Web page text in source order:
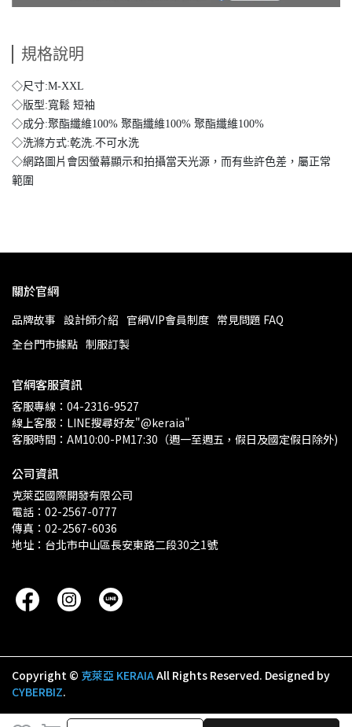
規格說明
◇尺寸:M-XXL
◇版型:寬鬆 短袖
◇成分:聚酯纖維100% 聚酯纖維100% 聚酯纖維100%
◇洗滌方式:乾洗.不可水洗
◇網路圖片會因螢幕顯示和拍攝當天光源，而有些許色差，屬正常
範圍
關於官網
品牌故事 設計師介紹 官網VIP會員制度 常見問題 FAQ
全台門市據點 制服訂製
官網客服資訊
客服專線：04-2316-9527
線上客服：LINE搜尋好友"@keraia"
客服時間：AM10:00-PM17:30（週一至週五，假日及國定假日除外)
公司資訊
克萊亞國際開發有限公司
電話：02-2567-0777
傳真：02-2567-6036
地址：台北市中山區長安東路二段30之1號
Copyright © 克萊亞 KERAIAAll Rights Reserved. Designed by
CYBERBIZ.